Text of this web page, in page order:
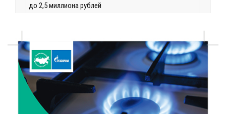
до 2,5 миллиона рублей
Новые профессии открывают тверичам путь к
карьерному росту
7 Авг 2026 11:32 130
Спрос растёт: жители других регионов активнее